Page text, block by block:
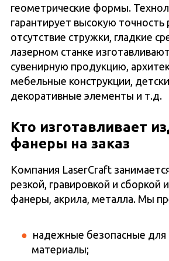
геометрические формы.
гарантирует высокую точность
отсутствие стружки, гладкие
лазерном станке
сувенирную продукцию,
мебельные конструкции,
декоративные элементы и т.д.
Кто изготавливает
фанеры на заказ
Компания LaserCraft
резкой, гравировкой и сборкой
фанеры, акрила, металла. Мы
надежные безопасные для
материалы;